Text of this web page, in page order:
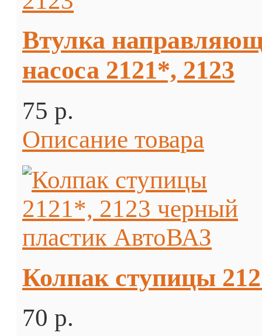
Втулка
насоса 2121*, 2123
75 p.
Описание товара
Колпак ступицы
70 p.